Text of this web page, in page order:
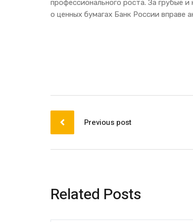
профессионального роста. За грубые
о ценных бумагах Банк России вправе
Previous post
Related Posts